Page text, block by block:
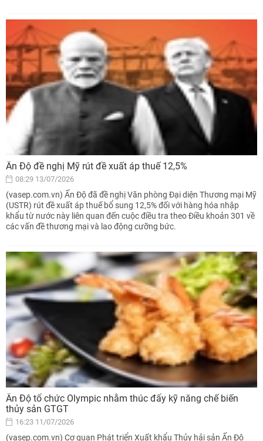
Ấn Độ đề nghị Mỹ rút đề xuất áp thuế 12,5%
08:29 13/07/2026
(vasep.com.vn) Ấn Độ đã đề nghị Văn phòng Đại diện Thương mại Mỹ
(USTR) rút đề xuất áp thuế bổ sung 12,5% đối với hàng hóa nhập
khẩu từ nước này liên quan đến cuộc điều tra theo Điều khoản 301 về
các vấn đề thương mại và lao động cưỡng bức.
Ấn Độ tổ chức Olympic nhằm thúc đẩy kỹ năng chế biến
thủy sản GTGT
16:23 11/07/2026
(vasep.com.vn) Cơ quan Phát triển Xuất khẩu Thủy hải sản Ấn Độ